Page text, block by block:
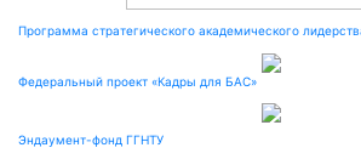
Программа стратегического академического
Федеральный проект «Кадры для БАС»
Эндаумент-фонд ГГНТУ